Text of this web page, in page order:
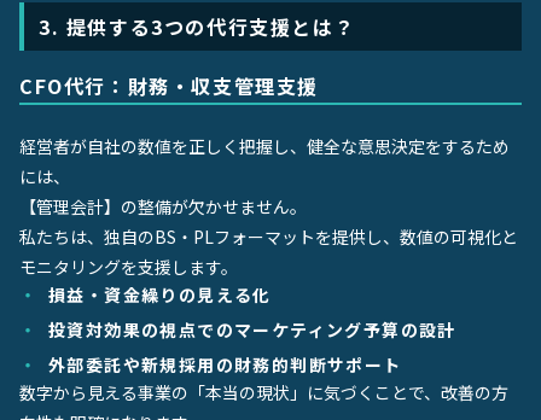
3. 提供する3つの代行支援とは？
CFO代行：財務・収支管理支援
経営者が自社の数値を正しく把握し、健全な意思決定をするため
には、
【管理会計】の整備が欠かせません。
私たちは、独自のBS・PLフォーマットを提供し、数値の可視化と
モニタリングを支援します。
損益・資金繰りの見える化
投資対効果の視点でのマーケティング予算の設計
外部委託や新規採用の財務的判断サポート
数字から見える事業の「本当の現状」に気づくことで、改善の方